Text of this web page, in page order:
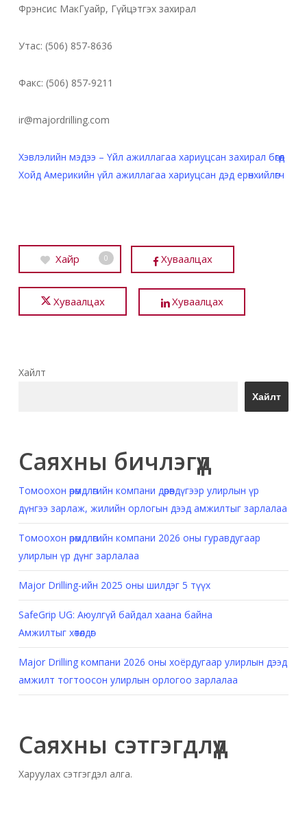
Фрэнсис МакГуайр, Гүйцэтгэх захирал
Утас: (506) 857-8636
Факс: (506) 857-9211
ir@majordrilling.com
Хэвлэлийн мэдээ – Үйл ажиллагаа хариуцсан захирал бөгөөд
Хойд Америкийн үйл ажиллагаа хариуцсан дэд ерөнхийлөгч
Хайр 0 Хуваалцах
Хуваалцах Хуваалцах
Хайлт
Хайлт
Саяхны бичлэгүүд
Томоохон өрөмдлөгийн компани дөрөвдүгээр улирлын үр
дүнгээ зарлаж, жилийн орлогын дээд амжилтыг зарлалаа
Томоохон өрөмдлөгийн компани 2026 оны гуравдугаар
улирлын үр дүнг зарлалаа
Major Drilling-ийн 2025 оны шилдэг 5 түүх
SafeGrip UG: Аюулгүй байдал хаана байна
Амжилтыг хөтөлдөг
Major Drilling компани 2026 оны хоёрдугаар улирлын дээд
амжилт тогтоосон улирлын орлогоо зарлалаа
Саяхны сэтгэгдлүүд
Харуулах сэтгэгдэл алга.